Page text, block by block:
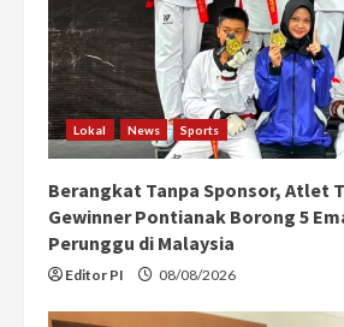
Lokal News Sports
Berangkat Tanpa Sponsor, Atlet
Gewinner Pontianak Borong 5
Perunggu di Malaysia
Editor PI 08/08/2026